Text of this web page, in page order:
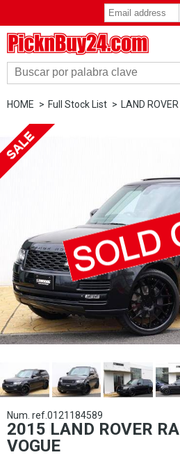
HOME Full Stock List LAND ROVER
Num. ref.0121184589
2015 LAND ROVER
VOGUE